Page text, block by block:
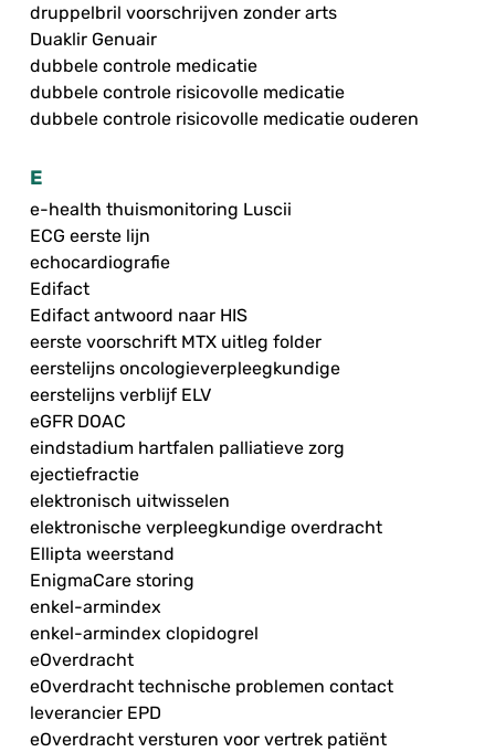
druppelbril voorschrijven zonder arts
Duaklir Genuair
dubbele controle medicatie
dubbele controle risicovolle medicatie
dubbele controle risicovolle medicatie ouderen
E
e-health thuismonitoring Luscii
ECG eerste lijn
echocardiografie
Edifact
Edifact antwoord naar HIS
eerste voorschrift MTX uitleg folder
eerstelijns oncologieverpleegkundige
eerstelijns verblijf ELV
eGFR DOAC
eindstadium hartfalen palliatieve zorg
ejectiefractie
elektronisch uitwisselen
elektronische verpleegkundige overdracht
Ellipta weerstand
EnigmaCare storing
enkel-armindex
enkel-armindex clopidogrel
eOverdracht
eOverdracht technische problemen contact
leverancier EPD
eOverdracht versturen voor vertrek patiënt